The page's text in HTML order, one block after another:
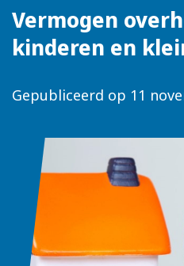
Vermogen
kinderen en
Gepubliceerd op 11